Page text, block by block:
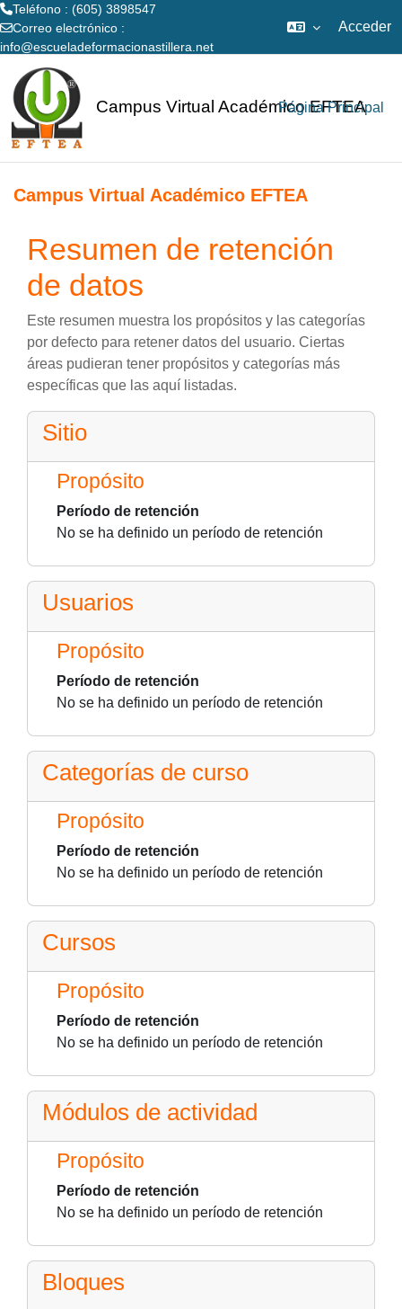
Teléfono : (605) 3898547
Correo electrónico :
info@escueladeformacionastillera.net
Acceder
Campus Virtual Académico EFTEA
Página Principal
Campus Virtual Académico EFTEA
Resumen de retención
de datos
Este resumen muestra los propósitos y las categorías
por defecto para retener datos del usuario. Ciertas
áreas pudieran tener propósitos y categorías más
específicas que las aquí listadas.
Sitio
Propósito
Período de retención
No se ha definido un período de retención
Usuarios
Propósito
Período de retención
No se ha definido un período de retención
Categorías de curso
Propósito
Período de retención
No se ha definido un período de retención
Cursos
Propósito
Período de retención
No se ha definido un período de retención
Módulos de actividad
Propósito
Período de retención
No se ha definido un período de retención
Bloques